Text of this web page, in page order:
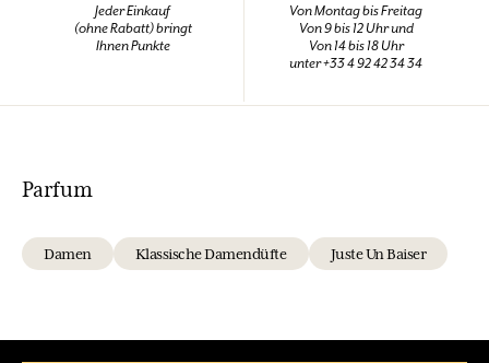
Jeder Einkauf
(ohne Rabatt) bringt
Ihnen Punkte
Von Montag bis Freitag
Von 9 bis 12 Uhr und
Von 14 bis 18 Uhr
unter +33 4 92 42 34 34
Parfum
Damen Klassische Damendüfte Juste Un Baiser